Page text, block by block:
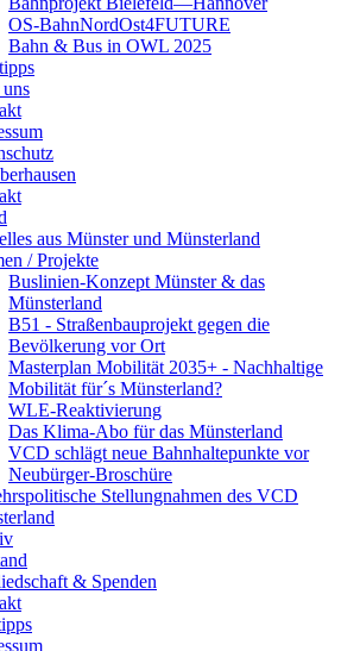
OS-BahnNordOst4FUTURE
Bahn & Bus in OWL 2025
aus Münster und Münsterland
/ Projekte
Buslinien-Konzept Münster & das
Münsterland
B51 - Straßenbauprojekt gegen die
Bevölkerung vor Ort
Masterplan Mobilität 2035+ - Nachhaltige
Mobilität für´s Münsterland?
WLE-Reaktivierung
Das Klima-Abo für das Münsterland
VCD schlägt neue Bahnhaltepunkte vor
Neubürger-Broschüre
Stellungnahmen des VCD
& Spenden